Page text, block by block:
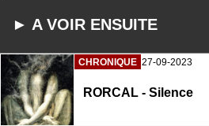
► A VOIR ENSUITE
CHRONIQUE 27-09-2023
RORCAL - Silence